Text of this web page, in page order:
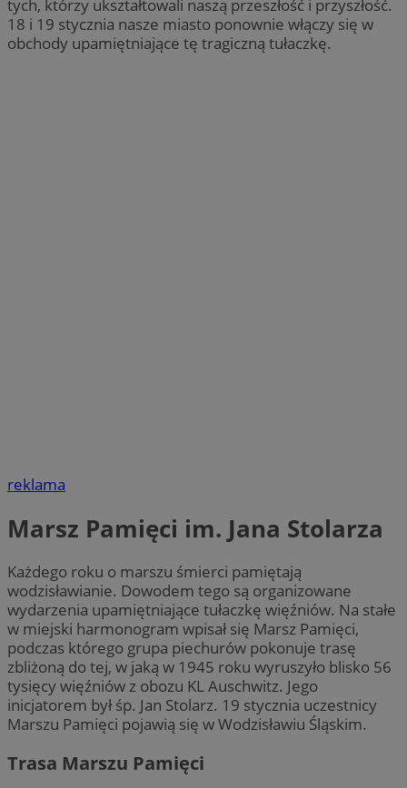
tych, którzy ukształtowali naszą przeszłość i przyszłość.
18 i 19 stycznia nasze miasto ponownie włączy się w
obchody upamiętniające tę tragiczną tułaczkę.
reklama
Marsz Pamięci im. Jana Stolarza
Każdego roku o marszu śmierci pamiętają
wodzisławianie. Dowodem tego są organizowane
wydarzenia upamiętniające tułaczkę więźniów. Na stałe
w miejski harmonogram wpisał się Marsz Pamięci,
podczas którego grupa piechurów pokonuje trasę
zbliżoną do tej, w jaką w 1945 roku wyruszyło blisko 56
tysięcy więźniów z obozu KL Auschwitz. Jego
inicjatorem był śp. Jan Stolarz. 19 stycznia uczestnicy
Marszu Pamięci pojawią się w Wodzisławiu Śląskim.
Trasa Marszu Pamięci